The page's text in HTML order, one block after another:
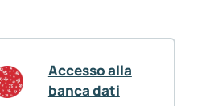
Accesso alla
banca dati